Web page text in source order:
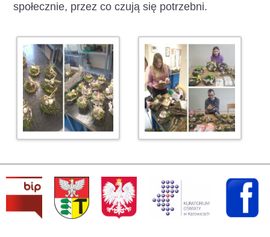
społecznie, przez co czują się potrzebni.